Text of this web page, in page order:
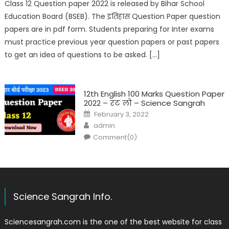
Class 12 Question paper 2022 is released by Bihar School
Education Board (BSEB). The इतिहास Question Paper question
papers are in pdf form. Students preparing for Inter exams
must practice previous year question papers or past papers
to get an idea of questions to be asked. […]
12th English 100 Marks Question Paper
2022 – रट लो – Science Sangrah
February 3, 2022
admin
Comment(0)
Science Sangrah Info.
Sciencesangrah.com is the one of the best website for class